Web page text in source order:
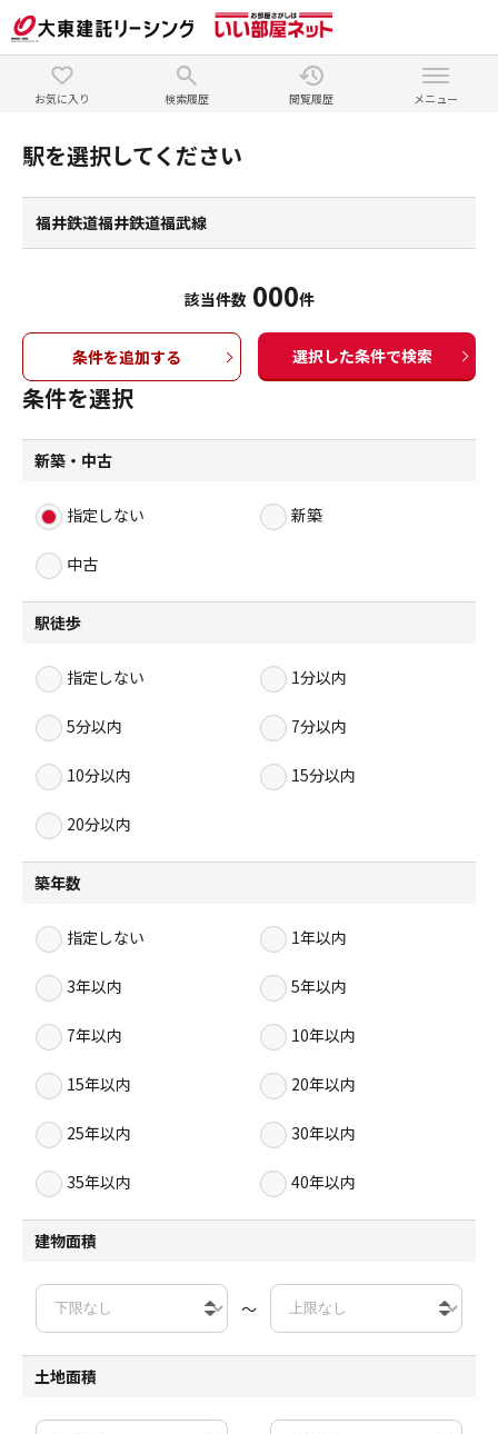
お気に入り 検索履歴 閲覧履歴 メニュー
駅を選択してください
福井鉄道福井鉄道福武線
該当件数 000件
条件を追加する 選択した条件で検索
条件を選択
新築・中古
指定しない 新築
中古
駅徒歩
指定しない 1分以内
5分以内 7分以内
10分以内 15分以内
20分以内
築年数
指定しない 1年以内
3年以内 5年以内
7年以内 10年以内
15年以内 20年以内
25年以内 30年以内
35年以内 40年以内
建物面積
～
土地面積